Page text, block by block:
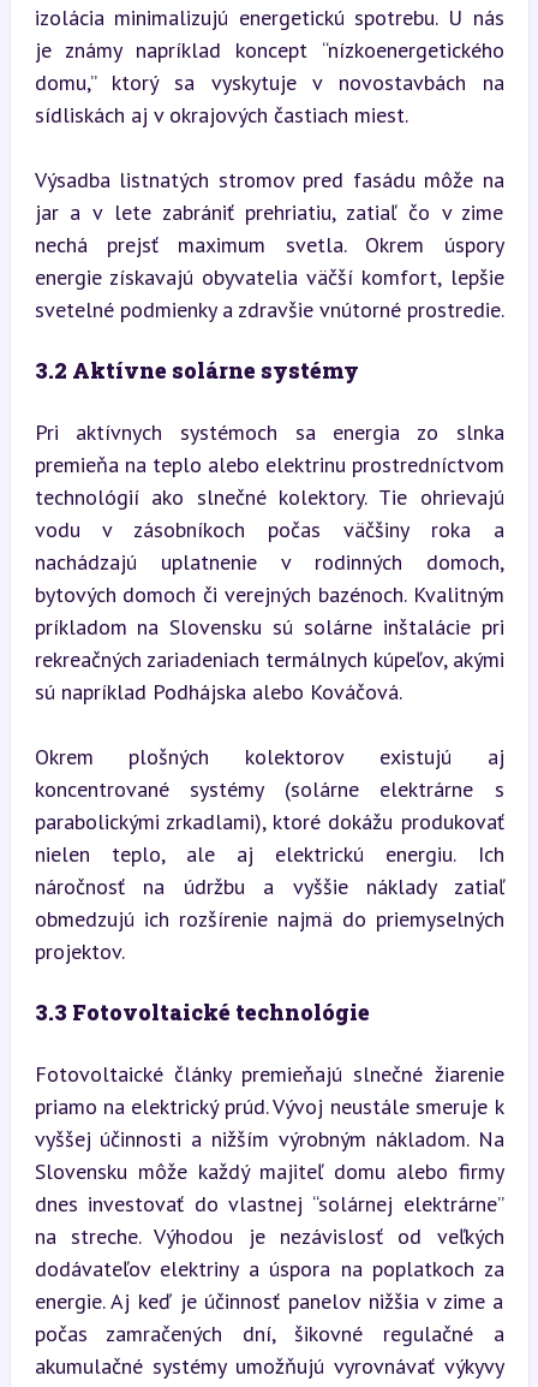
izolácia minimalizujú energetickú spotrebu. U nás
je známy napríklad koncept “nízkoenergetického
domu,” ktorý sa vyskytuje v novostavbách na
sídliskách aj v okrajových častiach miest.
Výsadba listnatých stromov pred fasádu môže na
jar a v lete zabrániť prehriatiu, zatiaľ čo v zime
nechá prejsť maximum svetla. Okrem úspory
energie získavajú obyvatelia väčší komfort, lepšie
svetelné podmienky a zdravšie vnútorné prostredie.
3.2 Aktívne solárne systémy
Pri aktívnych systémoch sa energia zo slnka
premieňa na teplo alebo elektrinu prostredníctvom
technológií ako slnečné kolektory. Tie ohrievajú
vodu v zásobníkoch počas väčšiny roka a
nachádzajú uplatnenie v rodinných domoch,
bytových domoch či verejných bazénoch. Kvalitným
príkladom na Slovensku sú solárne inštalácie pri
rekreačných zariadeniach termálnych kúpeľov, akými
sú napríklad Podhájska alebo Kováčová.
Okrem plošných kolektorov existujú aj
koncentrované systémy (solárne elektrárne s
parabolickými zrkadlami), ktoré dokážu produkovať
nielen teplo, ale aj elektrickú energiu. Ich
náročnosť na údržbu a vyššie náklady zatiaľ
obmedzujú ich rozšírenie najmä do priemyselných
projektov.
3.3 Fotovoltaické technológie
Fotovoltaické články premieňajú slnečné žiarenie
priamo na elektrický prúd. Vývoj neustále smeruje k
vyššej účinnosti a nižším výrobným nákladom. Na
Slovensku môže každý majiteľ domu alebo firmy
dnes investovať do vlastnej “solárnej elektrárne”
na streche. Výhodou je nezávislosť od veľkých
dodávateľov elektriny a úspora na poplatkoch za
energie. Aj keď je účinnosť panelov nižšia v zime a
počas zamračených dní, šikovné regulačné a
akumulačné systémy umožňujú vyrovnávať výkyvy